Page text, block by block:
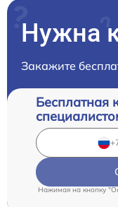
Нужна
Закажите
Бесплатная
Нажимая на кнопку